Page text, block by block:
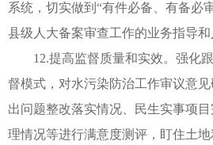
系统，切实做到“有件必备、有备必
县级人大备案审查工作的业务指导和
12.提高监督质量和实效。强化
督模式，对水污染防治工作审议意
出问题整改落实情况、民生实事项
理情况等进行满意度测评，盯住土